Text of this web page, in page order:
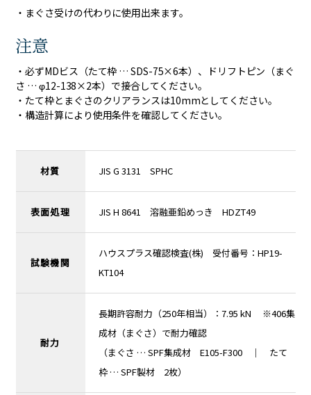
・まぐさ受けの代わりに使用出来ます。
注意
・必ずMDビス（たて枠 … SDS-75×6本）、ドリフトピン（まぐ
さ … φ12-138×2本）で接合してください。
・たて枠とまぐさのクリアランスは10mmとしてください。
・構造計算により使用条件を確認してください。
材質 JIS G 3131 SPHC
表面処理 JIS H 8641 溶融亜鉛めっき HDZT49
試験機関
ハウスプラス確認検査(株) 受付番号：HP19-
KT104
耐力
長期許容耐力（250年相当）：7.95 kN ※406集
成材（まぐさ）で耐力確認
（まぐさ … SPF集成材 E105-F300 ｜ たて
枠 … SPF製材 2枚）